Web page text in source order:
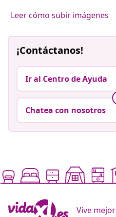
Leer cómo subir imágenes
¡Contáctanos!
Ir al Centro de Ayuda
Chatea con nosotros
Vive